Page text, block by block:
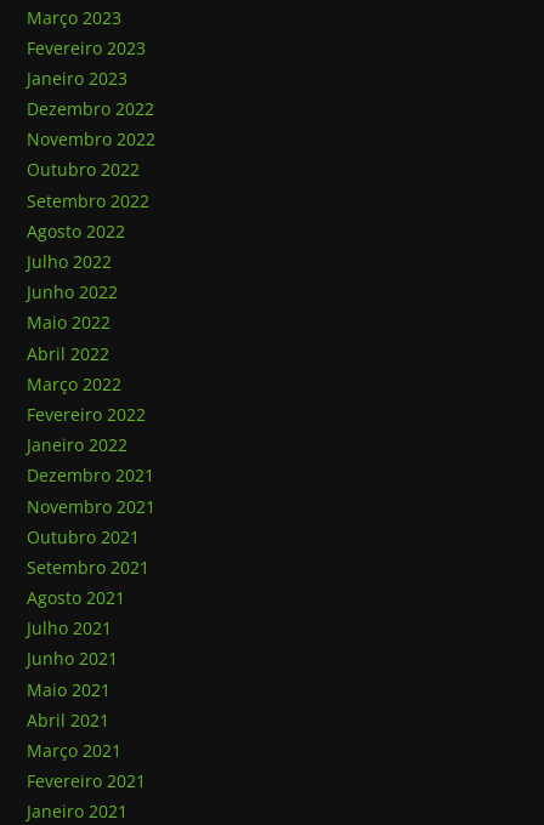
Março 2023
Fevereiro 2023
Janeiro 2023
Dezembro 2022
Novembro 2022
Outubro 2022
Setembro 2022
Agosto 2022
Julho 2022
Junho 2022
Maio 2022
Abril 2022
Março 2022
Fevereiro 2022
Janeiro 2022
Dezembro 2021
Novembro 2021
Outubro 2021
Setembro 2021
Agosto 2021
Julho 2021
Junho 2021
Maio 2021
Abril 2021
Março 2021
Fevereiro 2021
Janeiro 2021